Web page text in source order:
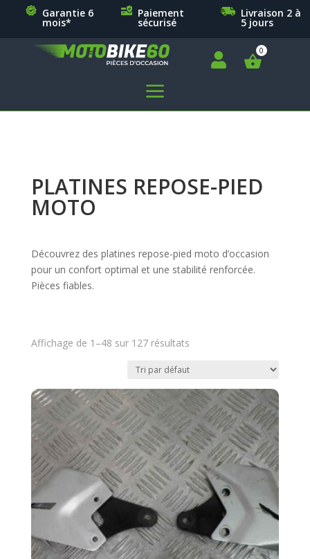
Garantie 6
mois*
Paiement
sécurisé
Livraison 2 à
5 jours

a
PLATINES REPOSE-PIED
MOTO
Découvrez des platines repose-pied moto d’occasion
pour un confort optimal et une stabilité renforcée.
Pièces fiables.
Affichage de 1–48 sur 127 résultats